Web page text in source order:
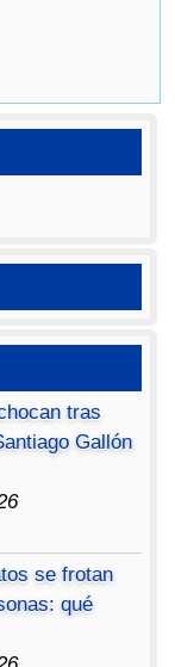
tras
Gallón
se frotan
qué